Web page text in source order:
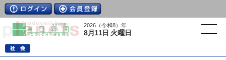
2026（令和8）年
8月11日 火曜日